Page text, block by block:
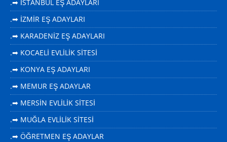
.➡ İSTANBUL EŞ ADAYLARI
.➡ İZMİR EŞ ADAYLARI
.➡ KARADENİZ EŞ ADAYLARI
.➡ KOCAELİ EVLİLİK SİTESİ
.➡ KONYA EŞ ADAYLARI
.➡ MEMUR EŞ ADAYLAR
.➡ MERSİN EVLİLİK SİTESİ
.➡ MUĞLA EVLİLİK SİTESİ
.➡ ÖĞRETMEN EŞ ADAYLAR